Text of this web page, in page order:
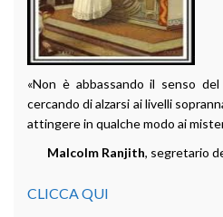
«Non è abbassando il senso
cercando di alzarsi ai livelli
attingere in qualche modo ai
Malcolm Ranjith, segretario
CLICCA QUI